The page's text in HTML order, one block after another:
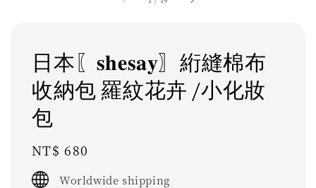
日本〖𝐬𝐡𝐞𝐬𝐚𝐲〗絎縫棉布
收納包 羅紋花卉 /小化妝
包
Regular
price
NT$ 680
Worldwide shipping